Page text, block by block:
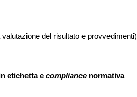
del risultato e provvedimenti)
etichetta e compliancenormativa